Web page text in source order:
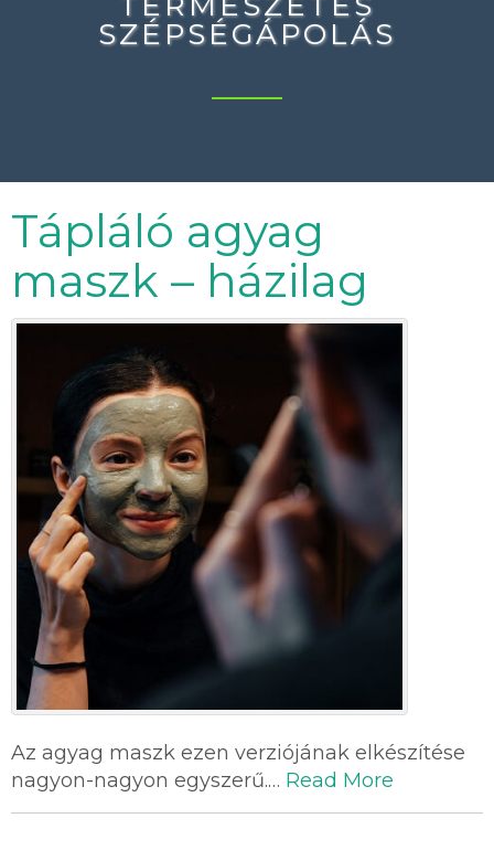
SZÉPSÉGÁPOLÁS
Tápláló agyag
maszk – házilag
Az agyag maszk ezen verziójának elkészítése
nagyon-nagyon egyszerű.… Read More